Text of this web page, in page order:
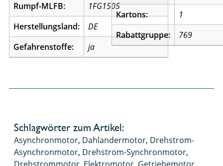
Rumpf-MLFB:
1FG1505
Herstellungsland:
DE
Gefahrenstoffe:
ja
Kartons:
1
Rabattgruppe:
769
Schlagwörter zum Artikel:
Asynchronmotor, Dahlandermotor, Drehstrom-
Asynchronmotor, Drehstrom-Synchronmotor,